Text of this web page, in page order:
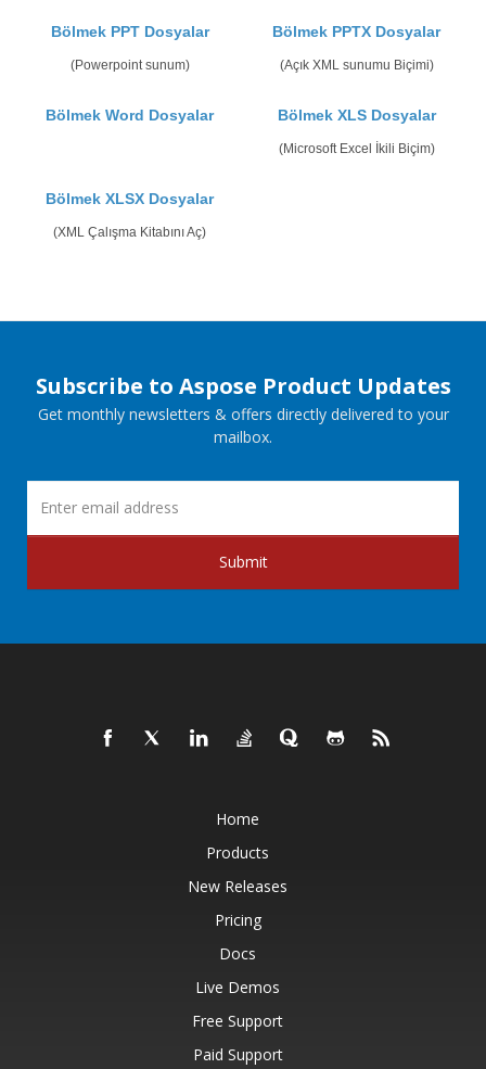
Bölmek PPT Dosyalar
(Powerpoint sunum)
Bölmek PPTX Dosyalar
(Açık XML sunumu Biçimi)
Bölmek Word Dosyalar Bölmek XLS Dosyalar
(Microsoft Excel İkili Biçim)
Bölmek XLSX Dosyalar
(XML Çalışma Kitabını Aç)
Subscribe to Aspose Product Updates
Get monthly newsletters & offers directly delivered to your
mailbox.
Submit
Home
Products
New Releases
Pricing
Docs
Live Demos
Free Support
Paid Support